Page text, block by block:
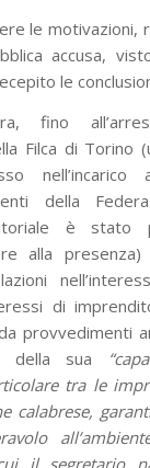
le motivazioni,
accusa,
le
fino
Filca di Torino
della
è stato
alla presenza)
di
provvedimenti
della sua
tra le
calabrese,
il segretario